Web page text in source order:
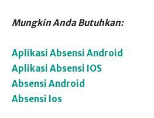
Mungkin Anda Butuhkan:
Aplikasi Absensi Android
Aplikasi Absensi IOS
Absensi Android
Absensi Ios